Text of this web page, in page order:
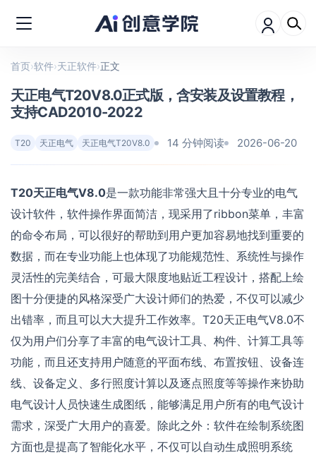
首页›软件›天正软件›正文
天正电气T20V8.0正式版，含安装及设置教程，
支持CAD2010-2022
T20 天正电气 天正电气T20V8.0 14 分钟阅读 2026-06-20
T20天正电气V8.0是一款功能非常强大且十分专业的电气
设计软件，软件操作界面简洁，现采用了ribbon菜单，丰富
的命令布局，可以很好的帮助到用户更加容易地找到重要的
数据，而在专业功能上也体现了功能规范性、系统性与操作
灵活性的完美结合，可最大限度地贴近工程设计，搭配上绘
图十分便捷的风格深受广大设计师们的热爱，不仅可以减少
出错率，而且可以大大提升工作效率。T20天正电气V8.0不
仅为用户们分享了丰富的电气设计工具、构件、计算工具等
功能，而且还支持用户随意的平面布线、布置按钮、设备连
线、设备定义、多行照度计算以及逐点照度等等操作来协助
电气设计人员快速生成图纸，能够满足用户所有的电气设计
需求，深受广大用户的喜爱。除此之外：软件在绘制系统图
方面也是提高了智能化水平，不仅可以自动生成照明系统